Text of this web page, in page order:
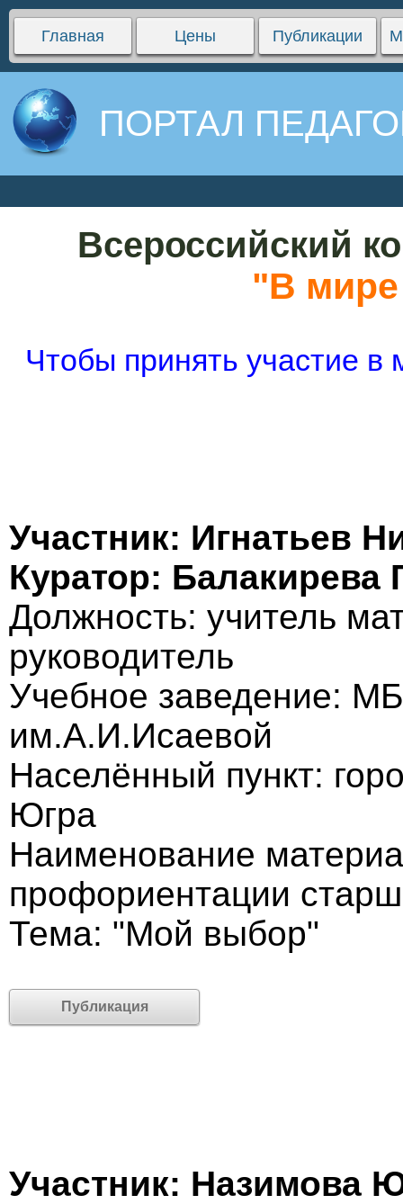
Главная Цены Публикации
ПОРТАЛ
Всероссийский
"В
Чтобы принять участие
Участник: Игнатьев
Куратор: Балакирева
Должность: учитель
руководитель
Учебное заведение:
им.А.И.Исаевой
Населённый пункт:
Югра
Наименование
профориентации
Тема: "Мой выбор"
Публикация
Участник: Назимова